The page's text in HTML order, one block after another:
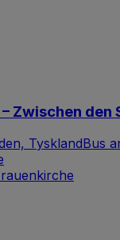
– Zwischen den
TysklandBus